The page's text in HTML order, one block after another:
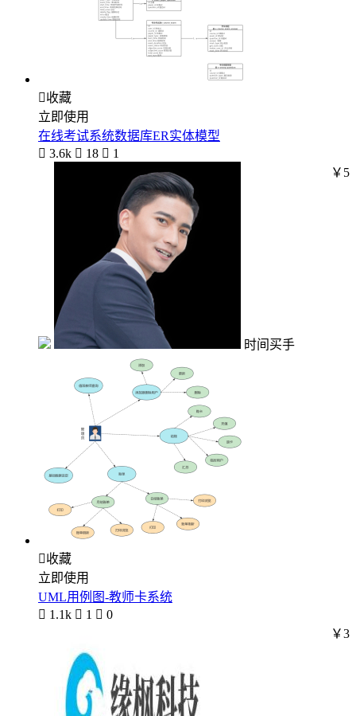
收藏
立即使用
在线考试系统数据库ER实体模型
 3.6k  18  1
时间买手
￥5
收藏
立即使用
UML用例图-教师卡系统
 1.1k  1  0
￥3